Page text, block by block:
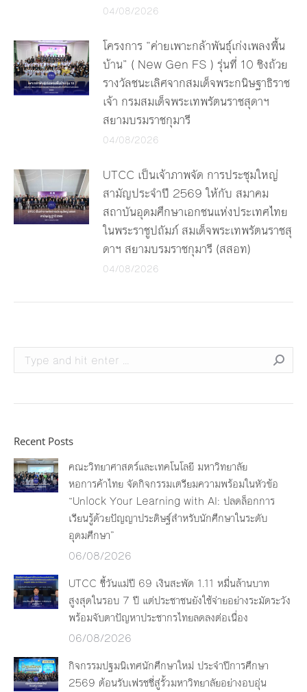
04/08/2026
โครงการ “ค่ายเพาะกล้าพันธุ์เก่งเพลงพื้น
บ้าน” ( New Gen FS ) รุ่นที่ 10 ชิงถ้วย
รางวัลชนะเลิศจากสมเด็จพระกนิษฐาธิราช
เจ้า กรมสมเด็จพระเทพรัตนราชสุดาฯ
สยามบรมราชกุมารี
04/08/2026
UTCC เป็นเจ้าภาพจัด การประชุมใหญ่
สามัญประจำปี 2569 ให้กับ สมาคม
สถาบันอุดมศึกษาเอกชนแห่งประเทศไทย
ในพระราชูปถัมภ์ สมเด็จพระเทพรัตนราชสุ
ดาฯ สยามบรมราชกุมารี (สสอท)
04/08/2026
Search:
Recent Posts
คณะวิทยาศาสตร์และเทคโนโลยี มหาวิทยาลัย
หอการค้าไทย จัดกิจกรรมเตรียมความพร้อมในหัวข้อ
“Unlock Your Learning with AI: ปลดล็อกการ
เรียนรู้ด้วยปัญญาประดิษฐ์สำหรับนักศึกษาในระดับ
อุดมศึกษา”
06/08/2026
UTCC ชี้วันแม่ปี 69 เงินสะพัด 1.11 หมื่นล้านบาท
สูงสุดในรอบ 7 ปี แต่ประชาชนยังใช้จ่ายอย่างระมัดระวัง
พร้อมจับตาปัญหาประชากรไทยลดลงต่อเนื่อง
06/08/2026
กิจกรรมปฐมนิเทศนักศึกษาใหม่ ประจำปีการศึกษา
2569 ต้อนรับเฟรชชี่สู่รั้วมหาวิทยาลัยอย่างอบอุ่น